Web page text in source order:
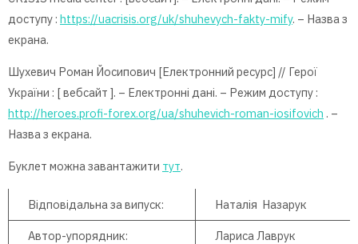
доступу : https://uacrisis.org/uk/shuhevych-fakty-mify. – Назва з
екрана.
Шухевич Роман Йосипович [Електронний ресурс] // Герої
України : [ вебсайт ]. – Електронні дані. – Режим доступу :
http://heroes.profi-forex.org/ua/shuhevich-roman-iosifovich . –
Назва з екрана.
Буклет можна завантажити тут.
Відповідальна за випуск: Наталія Назарук
Автор-упорядник: Лариса Лаврук